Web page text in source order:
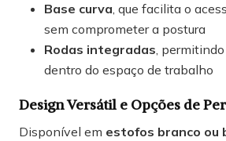
Base curva, que facilita o
sem comprometer a postura
Rodas integradas,
dentro do espaço de trabalho
Design Versátil e Opções de
Disponível em estofos branco ou